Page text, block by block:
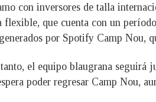
con inversores de talla
flexible, que cuenta con un
por Spotify Camp Nou,
el equipo blaugrana seguirá
poder regresar Camp Nou,